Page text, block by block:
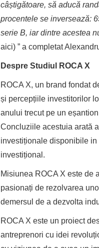
câștigătoare, să aducă
procentele se inversează:
serie B, iar dintre acestea
aici) ” a completat
Despre Studiul ROCA X
ROCA X, un brand fondat
și percepțiile investitorilor
anului trecut pe un
Concluziile acestuia arată
investiționale disponibile in
investițional.
Misiunea ROCA X este de
pasionați de rezolvarea
demersul de a dezvolta
ROCA X este un proiect
antreprenori cu idei